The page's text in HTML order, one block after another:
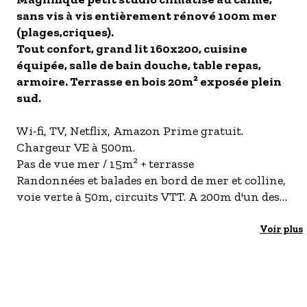
- Les établissements Accueil vélo
LES OFFRES MYPROVENCE
S'inscrire à nos newsletters
sans vis à vis entièrement rénové 100m mer
(plages,criques).
Tout confort, grand lit 160x200, cuisine
équipée, salle de bain douche, table repas,
armoire. Terrasse en bois 20m² exposée plein
sud.
Wi-fi, TV, Netflix, Amazon Prime gratuit.
Chargeur VE à 500m.
Pas de vue mer / 15m² + terrasse
Randonnées et balades en bord de mer et colline,
voie verte à 50m, circuits VTT. A 200m d'un des
Voir plus